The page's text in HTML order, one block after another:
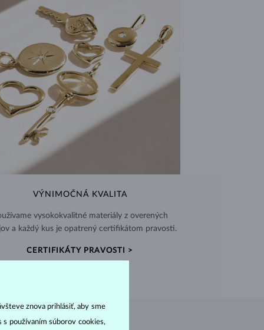
VÝNIMOČNÁ KVALITA
vysokokvalitné materiály z overených
a každý kus je opatrený certifikátom pravosti.
CERTIFIKÁTY PRAVOSTI >
znova prihlásiť, aby sme
s používaním súborov cookies,